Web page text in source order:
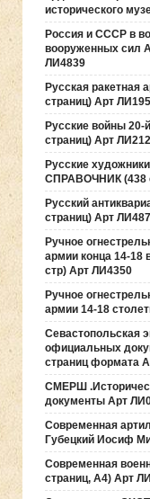
исторического
Россия и СССР в
вооруженных сил
ЛИ4839
Русская ракетная
страниц) Арт
Русские войны 20-
страниц) Арт
Русские
СПРАВОЧНИК (438
Русский
страниц) Арт
Ручное
армии конца 14-18
стр) Арт ЛИ4350
Ручное
армии 14-18
Севастопольская
официальных
страниц формата
СМЕРШ
документы Арт
Современная
Губецкий Иосиф
Современная
страниц, А4) Арт